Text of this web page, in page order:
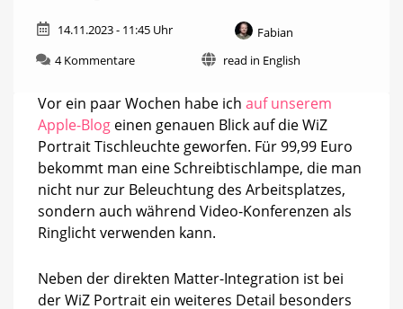
14.11.2023 - 11:45 Uhr
Fabian
4 Kommentarezu
Lampen:
Warum
nicht
endlich
mit
C?
read in English
Vor ein paar Wochen habe ich auf unserem
Apple-Blog einen genauen Blick auf die WiZ
Portrait Tischleuchte geworfen. Für 99,99 Euro
bekommt man eine Schreibtischlampe, die man
nicht nur zur Beleuchtung des Arbeitsplatzes,
sondern auch während Video-Konferenzen als
Ringlicht verwenden kann.
Neben der direkten Matter-Integration ist bei
der WiZ Portrait ein weiteres Detail besonders